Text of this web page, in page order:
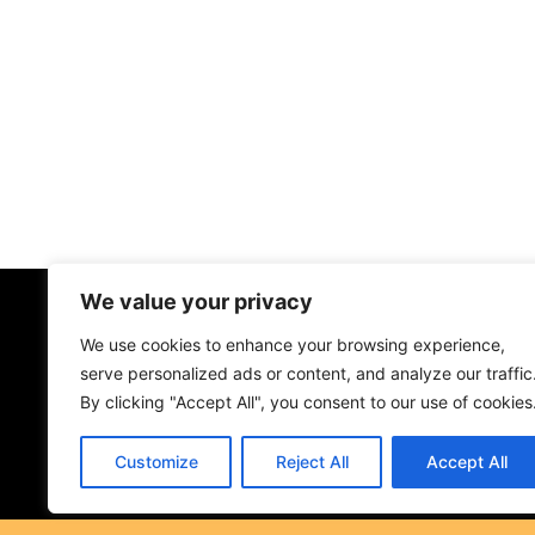
We value your privacy
We use cookies to enhance your browsing experience,
serve personalized ads or content, and analyze our traffic.
By clicking "Accept All", you consent to our use of cookies.
Customize Reject All Accept All